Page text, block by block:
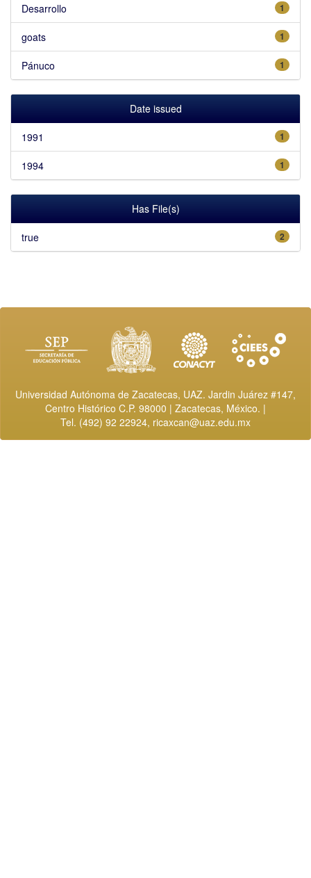
1
Desarrollo
1
goats
1
Pánuco
Date issued
1
1991
1
1994
Has File(s)
2
true
Universidad Autónoma de Zacatecas, UAZ. Jardin Juárez #147,
Centro Histórico C.P. 98000 | Zacatecas, México. |
Tel. (492) 92 22924, ricaxcan@uaz.edu.mx